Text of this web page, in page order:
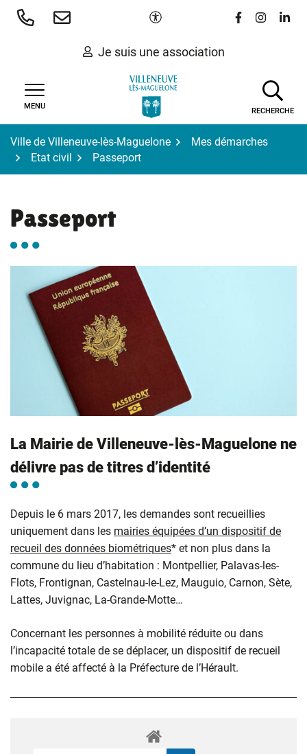
Aller
Paramètres d'accessibilité
Lien vers le
Lien vers
Lien
Je suis une association
MENU
RECHERCHE
Ville de Villeneuve-lès-Maguelone
Mes démarches
Etat civil
Passeport
Passeport
La Mairie de Villeneuve-lès-Maguelone ne
délivre pas de titres d’identité
Depuis le 6 mars 2017, les demandes sont recueillies
uniquement dans les mairies équipées d’un dispositif de
recueil des données biométriques* et non plus dans la
commune du lieu d’habitation : Montpellier, Palavas-les-
Flots, Frontignan, Castelnau-le-Lez, Mauguio, Carnon, Sète,
Lattes, Juvignac, La-Grande-Motte…
Concernant les personnes à mobilité réduite ou dans
l’incapacité totale de se déplacer, un dispositif de recueil
mobile a été affecté à la Préfecture de l’Hérault.